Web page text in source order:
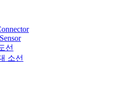
선
소선